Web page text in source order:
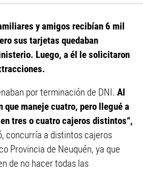
y amigos recibían 6 mil
sus tarjetas quedaban
Luego, a él le solicitaron
por terminación de DNI. Al
que maneje cuatro, pero llegué a
tres o cuatro cajeros distintos“,
concurría a distintos cajeros
Provincia de Neuquén, ya que
de no hacer todas las